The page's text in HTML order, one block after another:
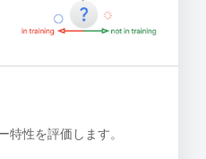
特性を評価します。